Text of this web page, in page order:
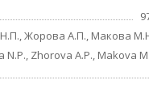
Жорова А.П., Макова
Zhorova A.P., Makova